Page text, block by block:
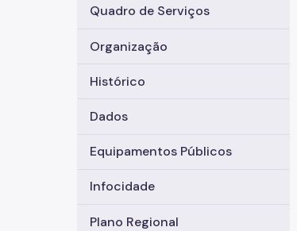
Quadro de Serviços
Organização
Histórico
Dados
Equipamentos Públicos
Infocidade
Plano Regional